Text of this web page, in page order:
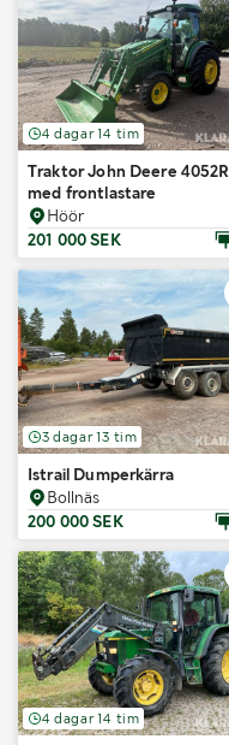
4 dagar 14 tim
Traktor John Deere 4052R
med frontlastare
Höör
201 000 SEK
3 dagar 13 tim
Istrail Dumperkärra
Bollnäs
200 000 SEK
4 dagar 14 tim